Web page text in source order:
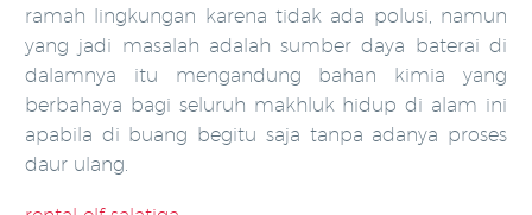
ramah lingkungan karena tidak ada polusi, namun
yang jadi masalah adalah sumber daya baterai di
dalamnya itu mengandung bahan kimia yang
berbahaya bagi seluruh makhluk hidup di alam ini
apabila di buang begitu saja tanpa adanya proses
daur ulang.